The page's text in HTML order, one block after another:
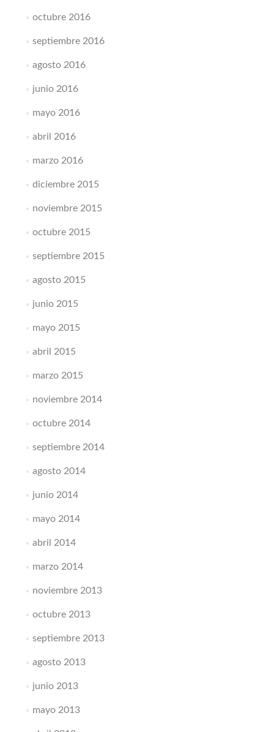
octubre 2016
septiembre 2016
agosto 2016
junio 2016
mayo 2016
abril 2016
marzo 2016
diciembre 2015
noviembre 2015
octubre 2015
septiembre 2015
agosto 2015
junio 2015
mayo 2015
abril 2015
marzo 2015
noviembre 2014
octubre 2014
septiembre 2014
agosto 2014
junio 2014
mayo 2014
abril 2014
marzo 2014
noviembre 2013
octubre 2013
septiembre 2013
agosto 2013
junio 2013
mayo 2013